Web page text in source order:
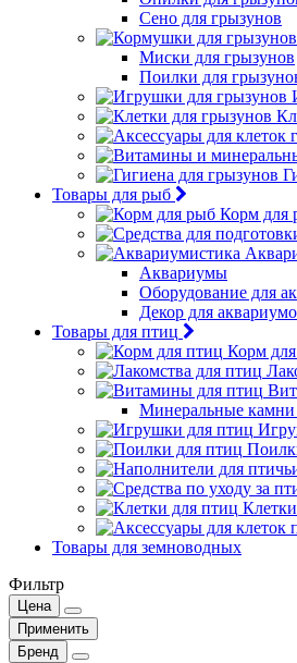
Сено для грызунов
Миски для грызунов
Поилки для
Товары для рыб
Корм для
Аквариумы
Оборудование для
Декор для
Товары для птиц
Корм
Минеральные камни
Товары для земноводных
Фильтр
Цена
Применить
Бренд